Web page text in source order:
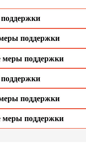
поддержки
меры поддержки
поддержки
меры поддержки